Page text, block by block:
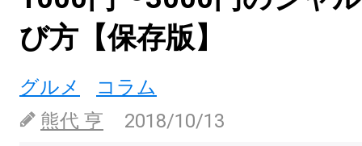
び方【保存版】
グルメ
コラム
熊代 亨
2018/10/13